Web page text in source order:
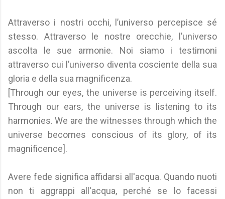
Attraverso i nostri occhi, l’universo percepisce sé
stesso. Attraverso le nostre orecchie, l’universo
ascolta le sue armonie. Noi siamo i testimoni
attraverso cui l’universo diventa cosciente della sua
gloria e della sua magnificenza.
[Through our eyes, the universe is perceiving itself.
Through our ears, the universe is listening to its
harmonies. We are the witnesses through which the
universe becomes conscious of its glory, of its
magnificence].
Avere fede significa affidarsi all'acqua. Quando nuoti
non ti aggrappi all'acqua, perché se lo facessi